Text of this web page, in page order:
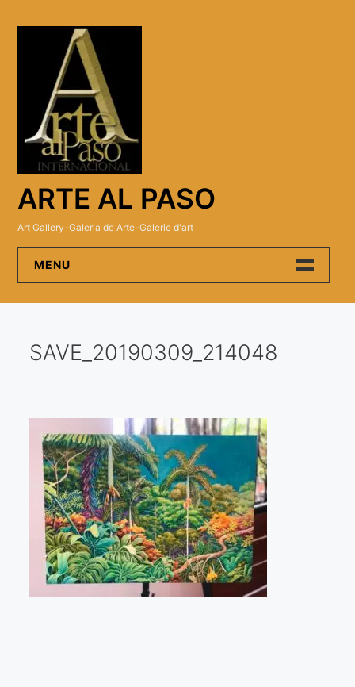
ARTE AL PASO
Art Gallery-Galeria de Arte-Galerie d'art
MENU
Artistas
Visitas a los ateliers o talleres de artistas
Presse
Qué dicen de nosotros?
Aviso legal
Política de cookies
Expositions
SAVE_20190309_214048